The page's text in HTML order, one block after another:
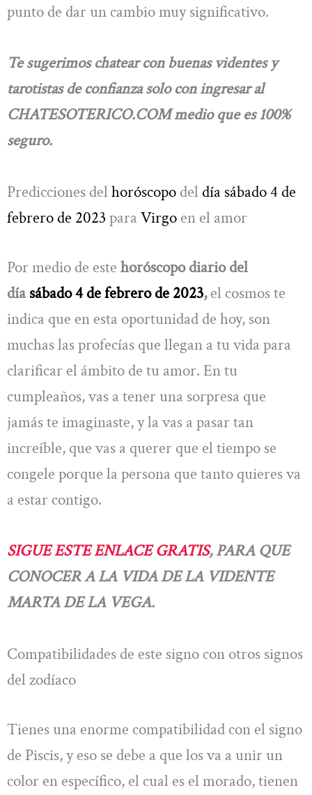
punto de dar un cambio muy significativo.
Te sugerimos chatear con buenas videntes y
tarotistas de confianza solo con ingresar al
CHATESOTERICO.COM medio que es 100%
seguro.
Predicciones del horóscopo del día sábado 4 de
febrero de 2023 para Virgo en el amor
Por medio de este horóscopo diario del
díasábado 4 de febrero de 2023,el cosmos te
indica que en esta oportunidad de hoy, son
muchas las profecías que llegan a tu vida para
clarificar el ámbito de tu amor. En tu
cumpleaños, vas a tener una sorpresa que
jamás te imaginaste, y la vas a pasar tan
increíble, que vas a querer que el tiempo se
congele porque la persona que tanto quieres va
a estar contigo.
SIGUE ESTE ENLACE GRATIS, PARA QUE
CONOCER A LA VIDA DE LA VIDENTE
MARTA DE LA VEGA.
Compatibilidades de este signo con otros signos
del zodíaco
Tienes una enorme compatibilidad con el signo
de Piscis, y eso se debe a que los va a unir un
color en específico, el cual es el morado, tienen